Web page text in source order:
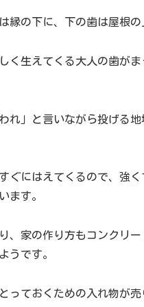
の下に、下の歯は屋根の
く生えてくる大人の歯が
れ」と言いながら投げる
ぐにはえてくるので、強
ます。
、家の作り方もコンクリ
うです。
っておくための入れ物が売